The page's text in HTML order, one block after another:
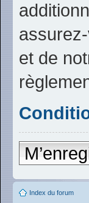
et de
Index du forum